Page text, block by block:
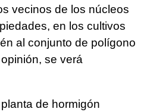
vecinos de los núcleos
en los cultivos
al conjunto de polígono
se verá
de hormigón